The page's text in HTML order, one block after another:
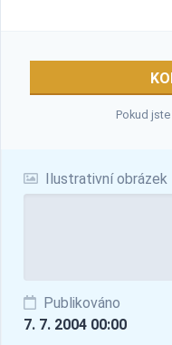
Ilustrativní obrázek
Publikováno
7. 7. 2004 00:00
Pokud